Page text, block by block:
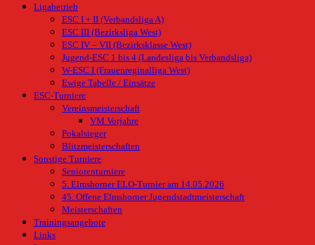
Ligabetrieb
ESC I + II (Verbandsliga A)
ESC III (Bezirksliga West)
ESC IV – VII (Bezirksklasse West)
Jugend-ESC 1 bis 4 (Landesliga bis Verbandsliga)
W-ESC I (Frauenreginalliga West)
Ewige Tabelle / Einsätze
ESC-Turniere
Vereinsmeisterschaft
VM Vorjahre
Pokalsieger
Blitzmeisterschaften
Sonstige Turniere
Seniorenturniere
5. Elmshorner ELO-Turnier am 14.05.2026
45. Offene Elmshorner Jugendstadtmeisterschaft
Meisterschaften
Trainingsangebote
Links